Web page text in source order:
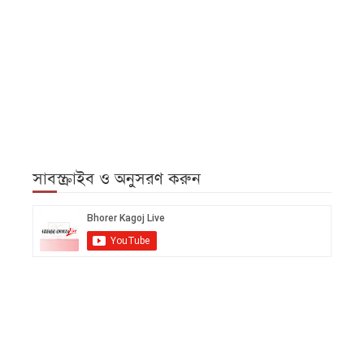
সাবস্ক্রাইব ও অনুসরণ করুন